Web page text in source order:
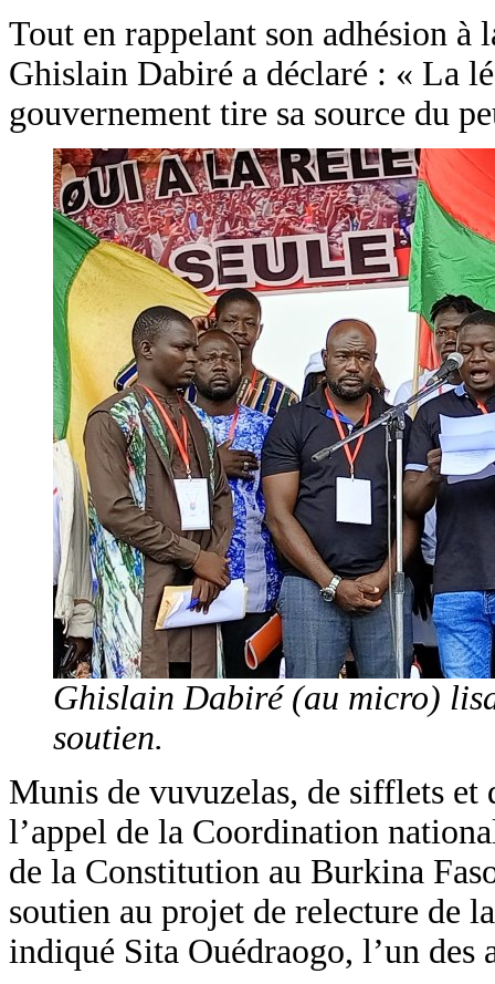
Tout en rappelant son adhésion
Ghislain Dabiré a déclaré : « La
gouvernement tire sa source du
Ghislain Dabiré (au micro)
soutien.
Munis de vuvuzelas, de sifflets et
l’appel de la Coordination
de la Constitution au Burkina
soutien au projet de relecture de
indiqué Sita Ouédraogo, l’un des